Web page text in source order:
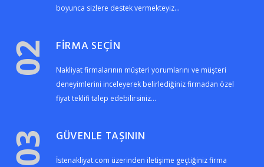
boyunca sizlere destek vermekteyiz...
02 FİRMA SEÇİN
Nakliyat firmalarının müşteri yorumlarını ve müşteri
deneyimlerini inceleyerek belirlediğiniz firmadan özel
fiyat teklifi talep edebilirsiniz...
03 GÜVENLE TAŞININ
İstenakliyat.com üzerinden iletişime geçtiğiniz firma